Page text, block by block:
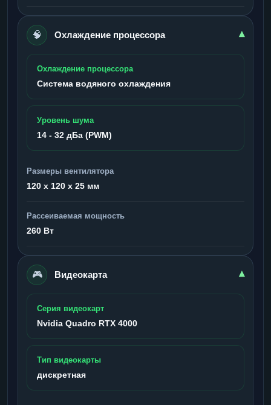
🧠 Охлаждение процессора ▾
Охлаждение процессора
Система водяного охлаждения
Уровень шума
14 - 32 дБа (PWM)
Размеры вентилятора
120 x 120 x 25 мм
Рассеиваемая мощность
260 Вт
🎮 Видеокарта ▾
Серия видеокарт
Nvidia Quadro RTX 4000
Тип видеокарты
дискретная